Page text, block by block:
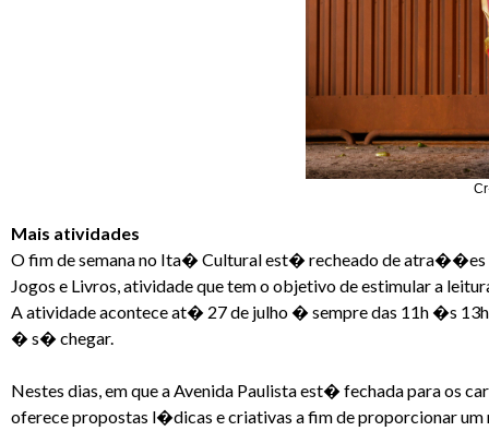
Mais atividades
O fim de semana no Ita� Cultural est� recheado de atra��es
Jogos e Livros, atividade que tem o objetivo de estimular a
A atividade acontece at� 27 de julho � sempre das 11h �s
� s� chegar.
Nestes dias, em que a Avenida Paulista est� fechada para os
oferece propostas l�dicas e criativas a fim de proporcionar